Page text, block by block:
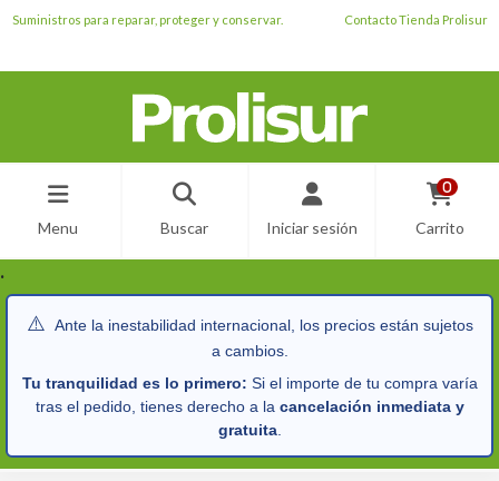
Suministros para reparar, proteger y conservar. Contacto Tienda Prolisur
Menu Buscar Iniciar sesión
0
Carrito
.
⚠️ Ante la inestabilidad internacional, los precios están sujetos
a cambios.
Tu tranquilidad es lo primero: Si el importe de tu compra varía
tras el pedido, tienes derecho a la cancelación inmediata y
gratuita.